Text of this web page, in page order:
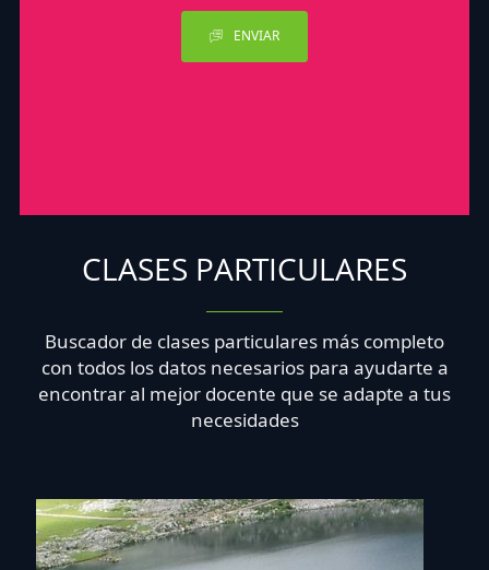
ENVIAR
CLASES PARTICULARES
Buscador de clases particulares más completo
con todos los datos necesarios para ayudarte a
encontrar al mejor docente que se adapte a tus
necesidades